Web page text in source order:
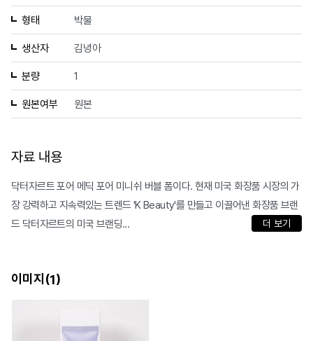
형태 박물
생산자 김녕아
분량 1
원본여부 원본
자료 내용
닥터자르트 포어 메딕 포어 미니쉬 버블 폼이다. 현재 미국 화장품 시장의 가
장 강력하고 지속력있는 트렌드 'K Beauty'를 만들고 이끌어낸 화장품 브랜
드 닥터자르트의 미국 브랜딩...
더 보기
이미지(1)